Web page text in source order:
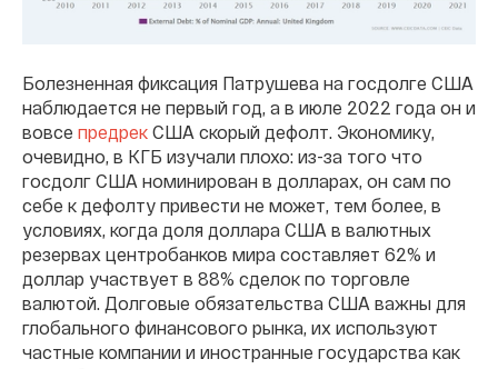
Болезненная фиксация Патрушева на госдолге США
наблюдается не первый год, а в июле 2022 года он и
вовсе предрек США скорый дефолт. Экономику,
очевидно, в КГБ изучали плохо: из-за того что
госдолг США номинирован в долларах, он сам по
себе к дефолту привести не может, тем более, в
условиях, когда доля доллара США в валютных
резервах центробанков мира составляет 62% и
доллар участвует в 88% сделок по торговле
валютой. Долговые обязательства США важны для
глобального финансового рынка, их используют
частные компании и иностранные государства как